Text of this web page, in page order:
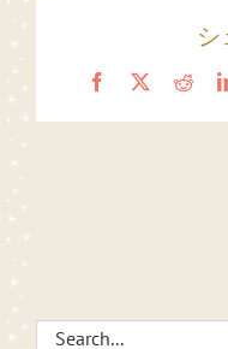
シ
Facebook
X
Search